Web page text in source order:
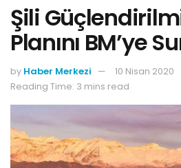
Şili
Planını BM’ye
by Haber Merkezi
10 Nisan 2020
Reading Time: 3 mins read